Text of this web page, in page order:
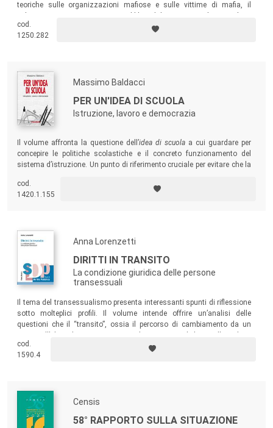
teoriche sulle organizzazioni mafiose e sulle vittime di mafia, il
interessato a comprendere se e quali siano le dinamiche
“psicopatologiche” che qualificano il
cod.
1250.282
Massimo Baldacci
PER UN'IDEA DI SCUOLA
Istruzione, lavoro e democrazia
Il volume affronta la questione dell’idea di scuola a cui guardare per
concepire le politiche scolastiche e il concreto funzionamento del
sistema d’istruzione. Un punto di riferimento cruciale per evitare che la
cod.
1420.1.155
Anna Lorenzetti
DIRITTI IN TRANSITO
La condizione giuridica delle persone
transessuali
Il tema del transessualismo presenta interessanti spunti di riflessione
sotto molteplici profili. Il volume intende offrire un’analisi delle
questioni che il “transito”, ossia il percorso di cambiamento da un
alla famiglia – e dunque alle questioni che riguardano il matrimonio e
la genitorialità – e al lavoro, ambito in cui sono frequenti trattamenti
cod.
1590.4
Censis
58° RAPPORTO SULLA SITUAZIONE